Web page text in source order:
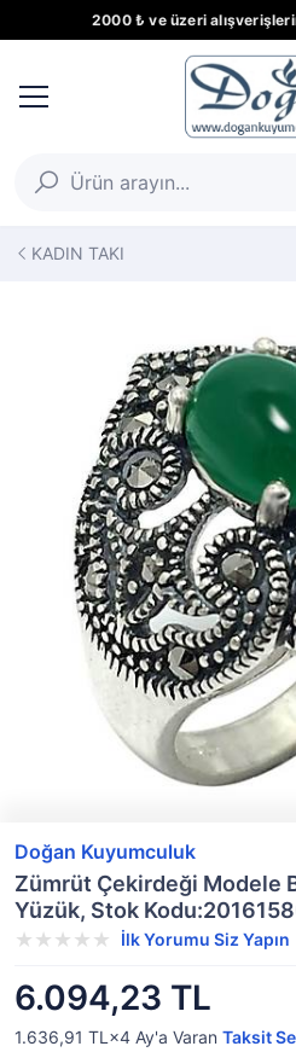
2000 ₺ ve üzeri
KADIN TAKI
Doğan Kuyumculuk
Zümrüt Çekirdeği Modele
Yüzük, Stok
İlk Yorumu Siz Yapın
6.094,23 TL
1.636,91 TL×4 Ay'a Varan Taksit